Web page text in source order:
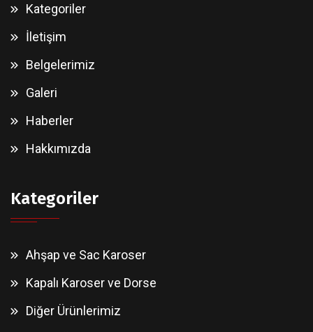
Kategoriler
İletişim
Belgelerimiz
Galeri
Haberler
Hakkımızda
Kategoriler
Ahşap ve Sac Karoser
Kapalı Karoser ve Dorse
Diğer Ürünlerimiz